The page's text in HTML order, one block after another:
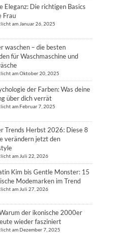
Eleganz: Die richtigen Basics
Frau
am Januar 26, 2025
waschen – die besten
für Waschmaschine und
am Oktober 20, 2025
der Farben: Was deine
über dich verrät
am Februar 7, 2025
Trends Herbst 2026: Diese 8
verändern jetzt den
am Juli 22, 2026
Kim bis Gentle Monster: 15
Modemarken im Trend
am Juli 27, 2026
der ikonische 2000er
wieder fasziniert
am Dezember 7, 2025